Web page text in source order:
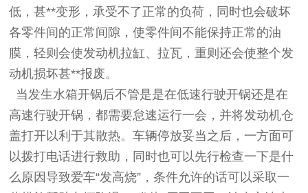
低，甚**变形，承受不了正常的负荷，同时也会破坏
各零件间的正常间隙，使零件间不能保持正常的油
膜，轻则会使发动机拉缸、拉瓦，重则还会使整个发
动机损坏甚**报废。
当发生水箱开锅后不管是是在低速行驶开锅还是在
高速行驶开锅，都需要怠速运行一会，并将发动机仓
盖打开以利于其散热。车辆停放妥当之后，一方面可
以拨打电话进行救助，同时也可以先行检查一下是什
么原因导致爱车“发高烧”，条件允许的话可以采取一